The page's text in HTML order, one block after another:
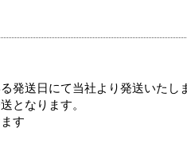
発送日にて当社より発送いたし
となります。
す